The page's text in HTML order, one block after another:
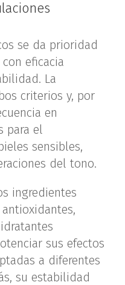
se da prioridad
eficacia
La
criterios y, por
en
para el
sensibles,
del tono.
ingredientes
sus efectos
a diferentes
su estabilidad